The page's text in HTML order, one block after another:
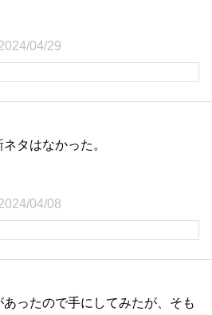
04/29
タはなかった。
04/08
ったので手にしてみたが、そも